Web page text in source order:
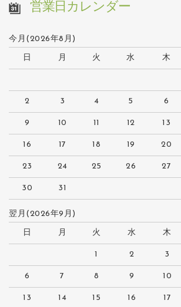
営業日カレンダー
今月(2026年8月)
日 月 火 水 木
2 3 4 5 6
9 10 11 12 13
16 17 18 19 20
23 24 25 26 27
30 31
翌月(2026年9月)
日 月 火 水 木
1 2 3
6 7 8 9 10
13 14 15 16 17